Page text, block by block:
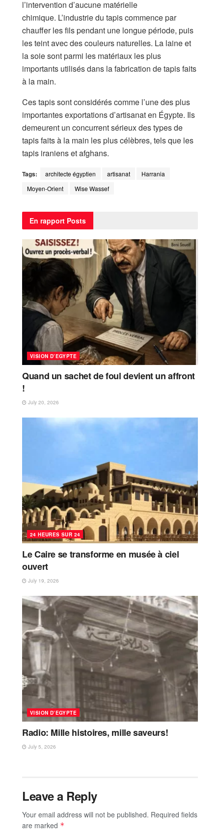
l’intervention d’aucune matérielle
chimique. L’industrie du tapis commence par
chauffer les fils pendant une longue période, puis
les teint avec des couleurs naturelles. La laine et
la soie sont parmi les matériaux les plus
importants utilisés dans la fabrication de tapis faits
à la main.
Ces tapis sont considérés comme l’une des plus
importantes exportations d’artisanat en Égypte. Ils
demeurent un concurrent sérieux des types de
tapis faits à la main les plus célèbres, tels que les
tapis iraniens et afghans.
Tags: architecte égyptien artisanat
Harrania
Moyen-Orient
Wise Wassef
En rapport Posts
VISION D’EGYPTE
Quand un sachet de foul devient un affront
!
July 20, 2026
24 HEURES SUR 24
Le Caire se transforme en musée à ciel
ouvert
July 19, 2026
VISION D’EGYPTE
Radio: Mille histoires, mille saveurs!
July 5, 2026
Leave a Reply
Your email address will not be published. Required fields
are marked *